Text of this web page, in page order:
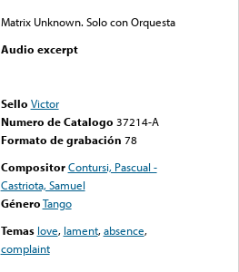
Matrix Unknown. Solo con Orquesta
Audio excerpt
Sello Victor
Numero de Catalogo 37214-A
Formato de grabación 78
Compositor Contursi, Pascual -
Castriota, Samuel
GéneroTango
Temas love, lament,absence,
complaint